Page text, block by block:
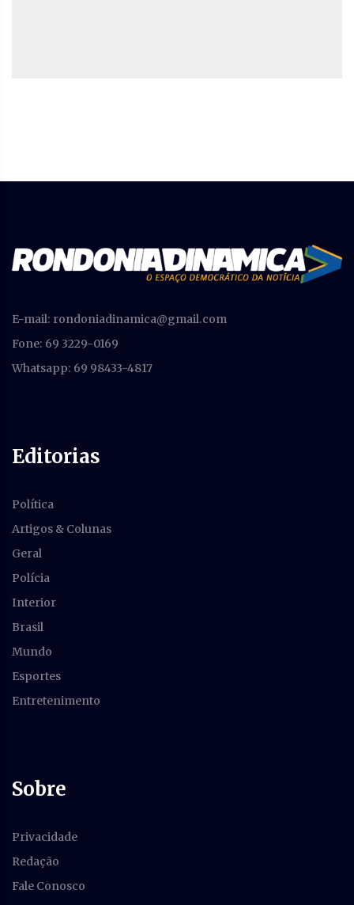
E-mail: rondoniadinamica@gmail.com
Fone: 69 3229-0169
Whatsapp: 69 98433-4817
Editorias
Política
Artigos & Colunas
Geral
Polícia
Interior
Brasil
Mundo
Esportes
Entretenimento
Sobre
Privacidade
Redação
Fale Conosco